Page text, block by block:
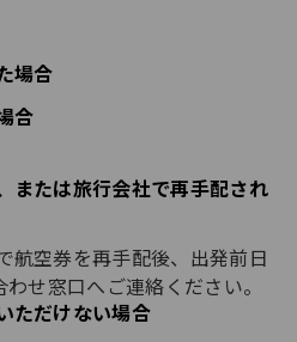
場合
合
または旅行会社で再手配され
航空券を再手配後、出発前日
せ窓口へご連絡ください。
ただけない場合